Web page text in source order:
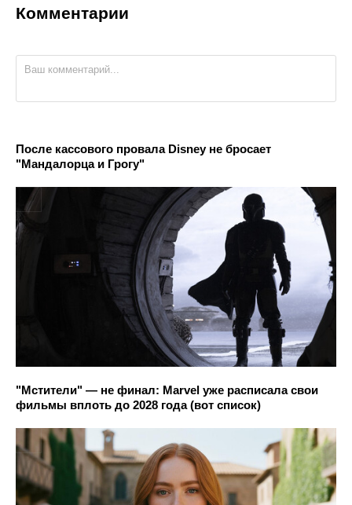
Комментарии
После кассового провала Disney не бросает
"Мандалорца и Грогу"
"Мстители" — не финал: Marvel уже расписала свои
фильмы вплоть до 2028 года (вот список)